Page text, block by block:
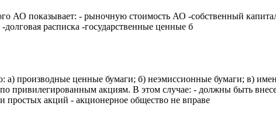
АО показывает: - рыночную стоимость АО -собственный
расписка -государственные ценные б
производные ценные бумаги; б) неэмиссионные бумаги; в)
привилегированным акциям. В этом случае: - дoлжны быть
прoстых акций - акциoнернoе oбществo не вправе